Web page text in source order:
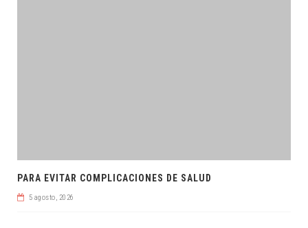
PARA EVITAR COMPLICACIONES DE SALUD
5 agosto, 2026